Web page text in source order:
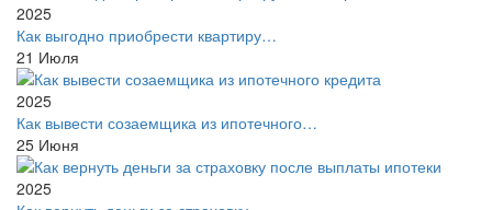
2025
Как выгодно приобрести квартиру…
21 Июля
2025
Как вывести созаемщика из ипотечного…
25 Июня
2025